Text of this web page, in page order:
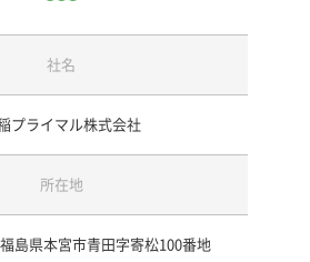
社名
プライマル株式会社
所在地
島県本宮市青田字寄松100番地